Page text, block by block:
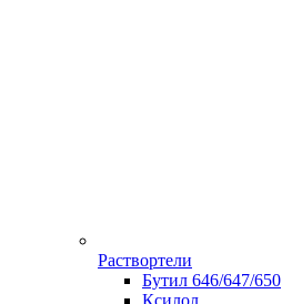
Раствортели
Бутил 646/647/650
Ксилол